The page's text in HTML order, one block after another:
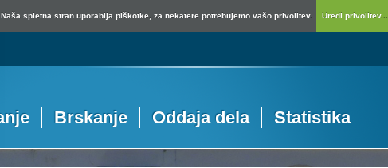
Naša spletna stran uporablja piškotke, za nekatere potrebujemo vašo privolitev. Uredi privolitev...
Brskanje Oddaja dela Statistika